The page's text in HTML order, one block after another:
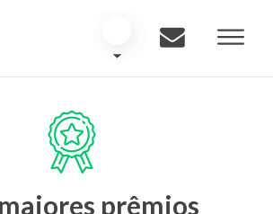
prêmios